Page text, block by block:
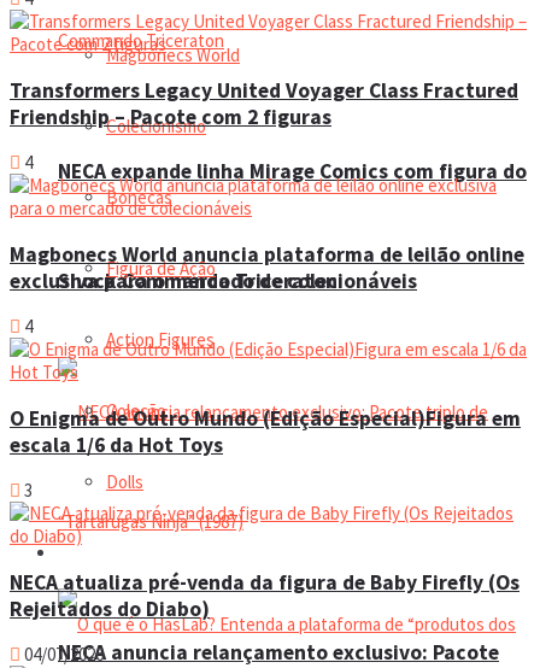
NECA expande linha Mirage Comics com figura do
Shock Commando Triceraton
NECA anuncia relançamento exclusivo: Pacote
Magbonecs World
Colecionismo
Bonecas
Figura de Ação
Action Figures
Coleção
Dolls
Manual do colecionador
Transformers Legacy United Voyager Class Fractured
Friendship – Pacote com 2 figuras
4
Magbonecs World anuncia plataforma de leilão online
exclusiva para o mercado de colecionáveis
4
O Enigma de Outro Mundo (Edição Especial)Figura em
escala 1/6 da Hot Toys
3
NECA atualiza pré-venda da figura de Baby Firefly (Os
Rejeitados do Diabo)
04/07/2026